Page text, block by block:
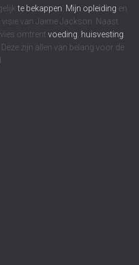
te bekappen Mijn opleiding en
van Jaime Jackson. Naast
omtrent voeding huisvesting
zijn allen van belang voor de